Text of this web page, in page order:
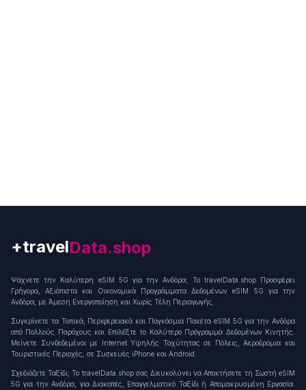
+travelData.shop
Ψάχνετε την Καλύτερη eSIM 5G για την Ανδόρα; Το travelData.shop Προσφέρει
Γρήγορα, Αξιόπιστα και Οικονομικά Προγράμματα Δεδομένων eSIM 5G για την
Ανδόρα, με Άμεση Ενεργοποίηση και Χωρίς Τέλη Περιαγωγής.
Συγκρίνετε τα Τοπικά, Περιφερειακά και Παγκόσμια Πακέτα eSIM 5G για την Ανδόρα
από Πολλούς Παρόχους και Επιλέξτε το Καλύτερο Πρόγραμμα Δεδομένων Κινητής.
Μείνετε Συνδεδεμένοι με Internet Υψηλής Ταχύτητας σε Πόλεις, Αεροδρόμια και
Τουριστικές Περιοχές, σε Συσκευές iPhone και Android.
Σχεδιάζετε Ταξίδι; Το travelData.shop σας Διευκολύνει να Αποκτήσετε τη Σωστή eSIM
5G για την Ανδόρα, για Διακοπές, Επαγγελματικό Ταξίδι ή Απομακρυσμένη Εργασία.